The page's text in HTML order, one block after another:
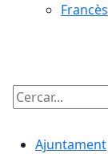
Francès
Cercar:
Ajuntament